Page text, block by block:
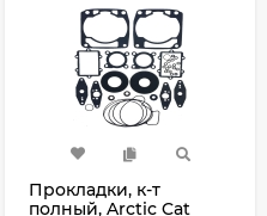
Прокладки, к-т
полный, Arctic Cat